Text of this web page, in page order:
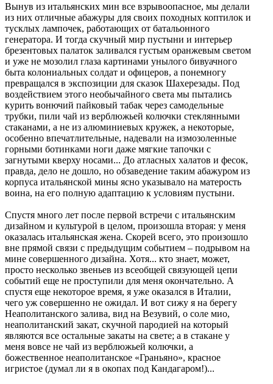
Вынув из итальянских мин все взрывоопасное, мы делали
из них отличные абажуры для своих походных коптилок и
тусклых лампочек, работающих от батальонного
генератора. И тогда скучный мир пустыни и интерьер
брезентовых палаток заливался густым оранжевым светом
и уже не мозолил глаза картинами унылого бивуачного
быта колониальных солдат и офицеров, а понемногу
превращался в экспозиции для сказок Шахерезады. Под
воздействием этого необычайного света мы пытались
курить вонючий пайковый табак через самодельные
трубки, пили чай из верблюжьей колючки стеклянными
стаканами, а не из алюминиевых кружек, а некоторые,
особенно впечатлительные, надевали на измозоленные
горными ботинками ноги даже мягкие тапочки с
загнутыми кверху носами... До атласных халатов и фесок,
правда, дело не дошло, но обзаведение таким абажуром из
корпуса итальянской мины ясно указывало на матерость
воина, на его полную адаптацию к условиям пустыни.
Спустя много лет после первой встречи с итальянским
дизайном и культурой в целом, произошла вторая: у меня
оказалась итальянская жена. Скорей всего, это произошло
вне прямой связи с предыдущим событием – подрывом на
мине совершенного дизайна. Хотя... кто знает, может,
просто несколько звеньев из всеобщей связующей цепи
событий еще не проступили для меня окончательно. А
спустя еще некоторое время, я уже оказался в Италии,
чего уж совершенно не ожидал. И вот сижу я на берегу
Неаполитанского залива, вид на Везувий, о соле мио,
неаполитанский закат, скучной пародией на который
являются все остальные закаты на свете; а в стакане у
меня вовсе не чай из верблюжьей колючки, а
божественное неаполитанское «Граньяно», красное
игристое (думал ли я в окопах под Кандагаром!)...